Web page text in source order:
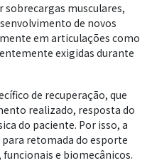
sobrecargas musculares,
de novos
em articulações como
exigidas durante
de recuperação, que
realizado, resposta do
do paciente. Por isso, a
retomada do esporte
e biomecânicos.